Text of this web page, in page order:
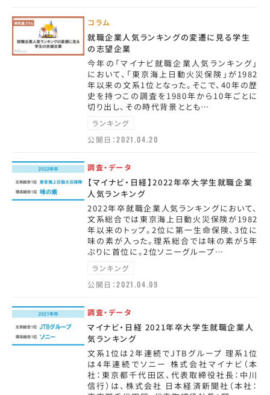
コラム
就職企業人気ランキングの変遷に見る学生
の志望企業
今年の「マイナビ就職企業人気ランキング」
において、「東京海上日動火災保険」が1982
年以来の文系1位となった。そこで、40年の歴
史を持つこの調査を1980年から10年ごとに
切り出し、その時代背景ととも…
ランキング
公開日：2021.04.20
調査・データ
【マイナビ・日経】2022年卒大学生就職企業
人気ランキング
2022年卒就職企業人気ランキングにおいて、
文系総合では東京海上日動火災保険が1982
年以来のトップ。2位に第一生命保険、3位に
味の素が入った。理系総合では味の素が5年
ぶりに首位に。2位ソニーグループ…
ランキング
公開日：2021.04.09
調査・データ
マイナビ・日経 2021年卒大学生就職企業人
気ランキング
文系1位は2年連続でJTBグループ 理系1位
は4年連続でソニー 株式会社マイナビ（本
社：東京都千代田区、代表取締役社長：中川
信行）は、株式会社 日本経済新聞社（本社：